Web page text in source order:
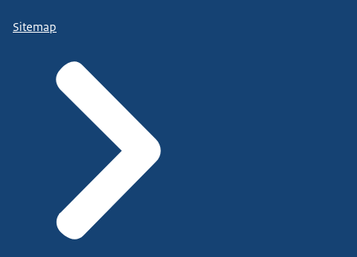
Sitemap